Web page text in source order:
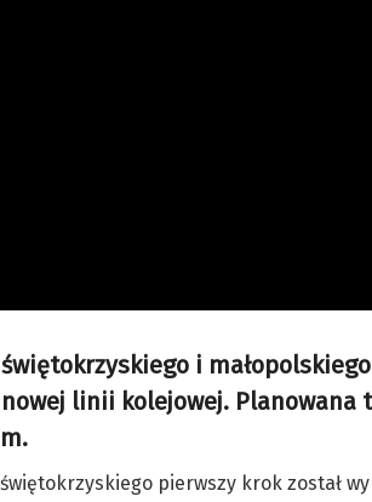
i
linii kolejowej. Planowana
pierwszy krok został